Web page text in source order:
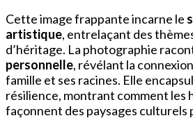
Cette image frappante incarne le
artistique, entrelaçant des
d’héritage. La photographie
personnelle, révélant la
famille et ses racines. Elle
résilience, montrant comment les
façonnent des paysages culturels